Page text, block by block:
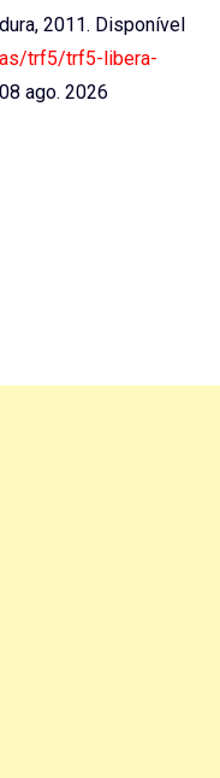
2011. Disponível
trf5/trf5-libera-
ago. 2026